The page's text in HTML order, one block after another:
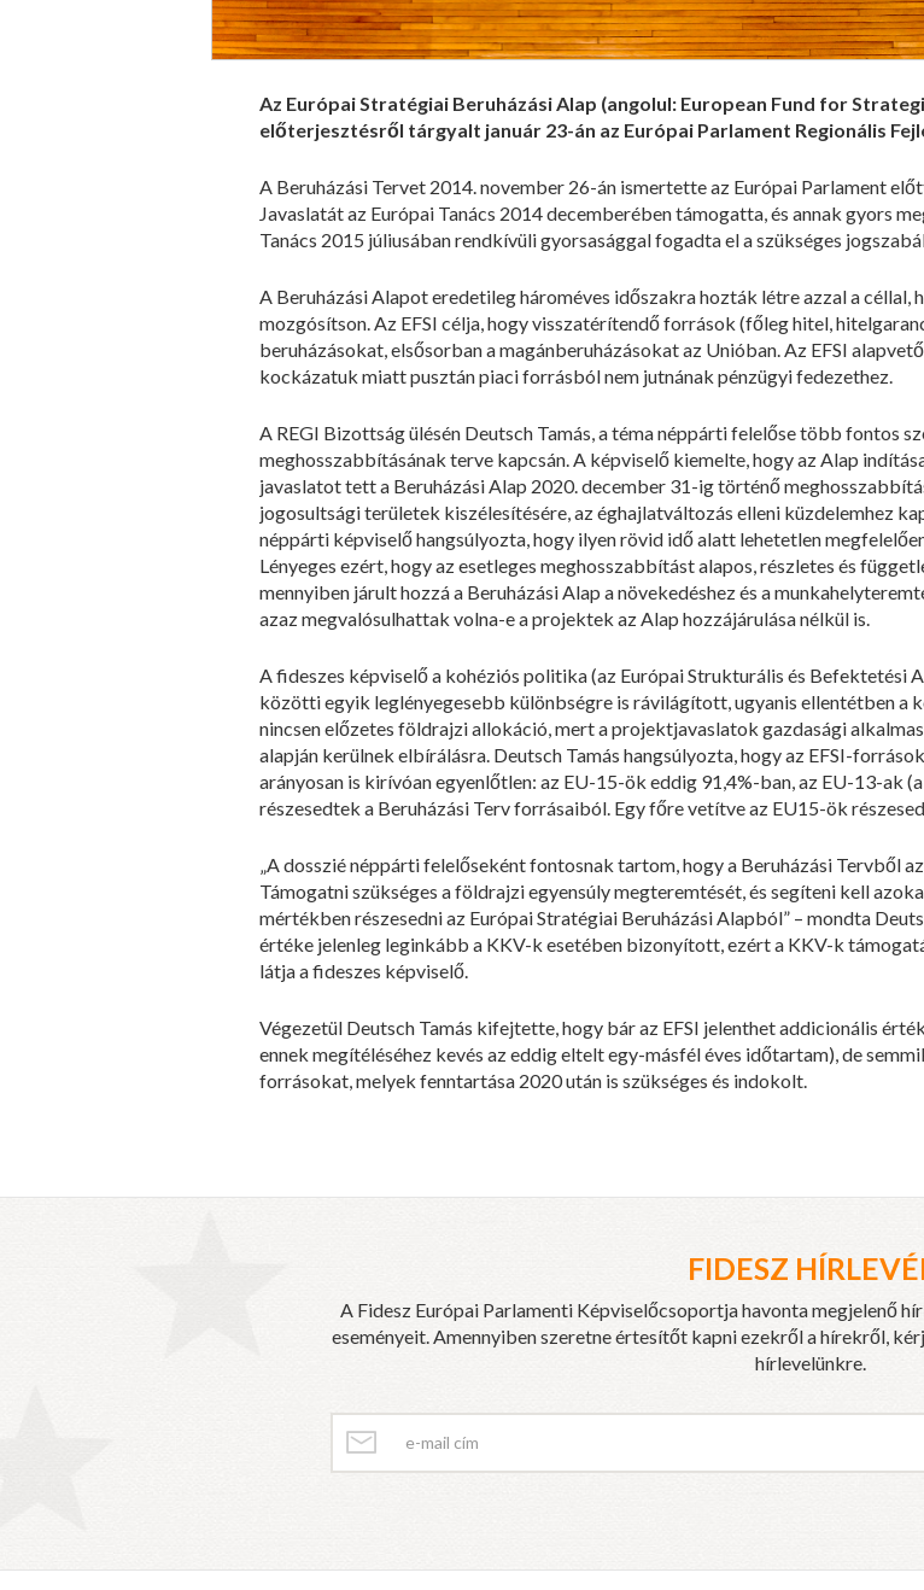
Az Európai Stratégiai Beruházási Alap (angolul: European Fund for
előterjesztésről tárgyalt január 23-án az Európai Parlament Regionális
A Beruházási Tervet 2014. november 26-án ismertette az Európai Parlament
Javaslatát az Európai Tanács 2014 decemberében támogatta, és annak gyors
Tanács 2015 júliusában rendkívüli gyorsasággal fogadta el a szükséges
A Beruházási Alapot eredetileg hároméves időszakra hozták létre azzal a
mozgósítson. Az EFSI célja, hogy visszatérítendő források (főleg hitel,
beruházásokat, elsősorban a magánberuházásokat az Unióban. Az EFSI
kockázatuk miatt pusztán piaci forrásból nem jutnának pénzügyi fedezethez.
A REGI Bizottság ülésén Deutsch Tamás, a téma néppárti felelőse több fontos
meghosszabbításának terve kapcsán. A képviselő kiemelte, hogy az Alap
javaslatot tett a Beruházási Alap 2020. december 31-ig történő
jogosultsági területek kiszélesítésére, az éghajlatváltozás elleni küzdelemhez
néppárti képviselő hangsúlyozta, hogy ilyen rövid idő alatt lehetetlen
Lényeges ezért, hogy az esetleges meghosszabbítást alapos, részletes és
mennyiben járult hozzá a Beruházási Alap a növekedéshez és a
azaz megvalósulhattak volna-e a projektek az Alap hozzájárulása nélkül is.
A fideszes képviselő a kohéziós politika (az Európai Strukturális és Befektetési
közötti egyik leglényegesebb különbségre is rávilágított, ugyanis ellentétben a
nincsen előzetes földrajzi allokáció, mert a projektjavaslatok gazdasági
alapján kerülnek elbírálásra. Deutsch Tamás hangsúlyozta, hogy az EFSI-
arányosan is kirívóan egyenlőtlen: az EU-15-ök eddig 91,4%-ban, az EU-13-ak
részesedtek a Beruházási Terv forrásaiból. Egy főre vetítve az EU15-ök
„A dosszié néppárti felelőseként fontosnak tartom, hogy a Beruházási Tervből
Támogatni szükséges a földrajzi egyensúly megteremtését, és segíteni kell
mértékben részesedni az Európai Stratégiai Beruházási Alapból” – mondta
értéke jelenleg leginkább a KKV-k esetében bizonyított, ezért a KKV-k
látja a fideszes képviselő.
Végezetül Deutsch Tamás kifejtette, hogy bár az EFSI jelenthet addicionális
ennek megítéléséhez kevés az eddig eltelt egy-másfél éves időtartam), de
forrásokat, melyek fenntartása 2020 után is szükséges és indokolt.
FIDESZ
A Fidesz Európai Parlamenti Képviselőcsoportja havonta megjelenő
eseményeit. Amennyiben szeretne értesítőt kapni ezekről a hírekről,
hírlevelünkre.